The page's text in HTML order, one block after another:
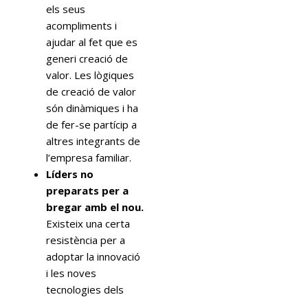
els seus
acompliments i
ajudar al fet que es
generi creació de
valor. Les lògiques
de creació de valor
són dinàmiques i ha
de fer-se partícip a
altres integrants de
l’empresa familiar.
Líders no
preparats per a
bregar amb el nou.
Existeix una certa
resistència per a
adoptar la innovació
i les noves
tecnologies dels